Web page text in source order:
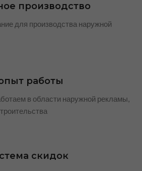
производство
для производства наружной
работы
в области наружной рекламы,
скидок